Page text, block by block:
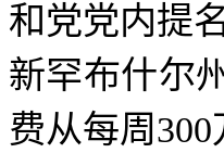
和党党内提
新罕布什尔
费从每周 300